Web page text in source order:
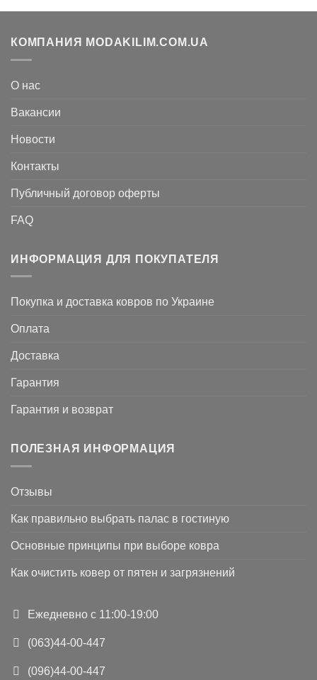
КОМПАНИЯ MODAKILIM.COM.UA
О нас
Вакансии
Новости
Контакты
Публичный договор оферты
FAQ
ИНФОРМАЦИЯ ДЛЯ ПОКУПАТЕЛЯ
Покупка и доставка ковров по Украине
Оплата
Доставка
Гарантия
Гарантия и возврат
ПОЛЕЗНАЯ ИНФОРМАЦИЯ
Отзывы
Как правильно выбрать палас в гостиную
Основные принципы при выборе ковра
Как очистить ковер от пятен и загрязнений
Ежедневно с 11:00-19:00
(063)44-00-447
(096)44-00-447